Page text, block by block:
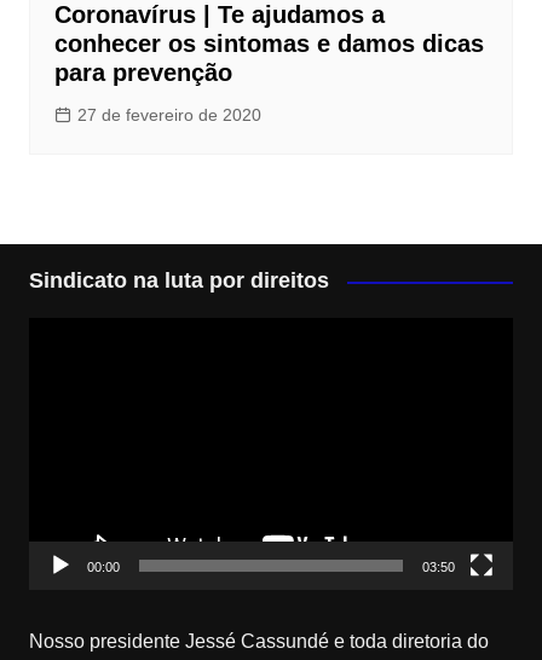
Coronavírus | Te ajudamos a
conhecer os sintomas e damos dicas
para prevenção
27 de fevereiro de 2020
Sindicato na luta por direitos
00:00 03:50
Nosso presidente Jessé Cassundé e toda diretoria do